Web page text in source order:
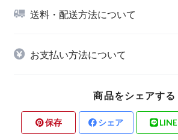
送料・配送方法について
お支払い方法について
商品をシェアする
保存 シェア LINE